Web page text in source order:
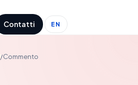
Contatti EN
/Commento